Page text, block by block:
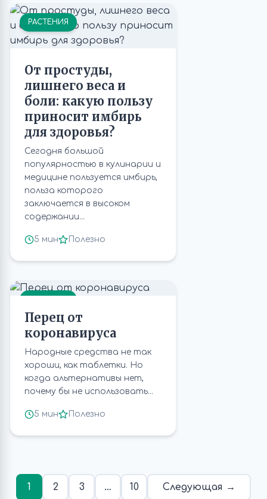
РАСТЕНИЯ
От простуды,
лишнего веса и
боли: какую пользу
приносит имбирь
для здоровья?
Сегодня большой
популярностью в кулинарии и
медицине пользуется имбирь,
польза которого
заключается в высоком
содержании...
5 мин Полезно
Перец от
коронавируса
Народные средства не так
хороши, как таблетки. Но
когда альтернативы нет,
почему бы не использовать...
5 мин Полезно
1 2 3 … 10 Следующая →